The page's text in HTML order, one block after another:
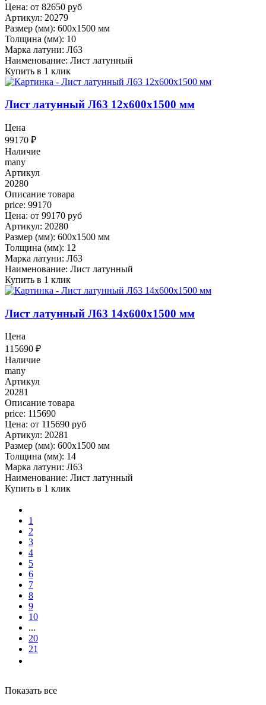
Цена: от 82650 руб
Артикул: 20279
Размер (мм): 600x1500 мм
Толщина (мм): 10
Марка латуни: Л63
Наименование: Лист латунный
Купить в 1 клик
Лист латунный Л63 12x600x1500 мм
Цена
99170 ₽
Наличие
many
Артикул
20280
Описание товара
price: 99170
Цена: от 99170 руб
Артикул: 20280
Размер (мм): 600x1500 мм
Толщина (мм): 12
Марка латуни: Л63
Наименование: Лист латунный
Купить в 1 клик
Лист латунный Л63 14x600x1500 мм
Цена
115690 ₽
Наличие
many
Артикул
20281
Описание товара
price: 115690
Цена: от 115690 руб
Артикул: 20281
Размер (мм): 600x1500 мм
Толщина (мм): 14
Марка латуни: Л63
Наименование: Лист латунный
Купить в 1 клик
1
2
3
4
5
6
7
8
9
10
...
20
21
Показать все